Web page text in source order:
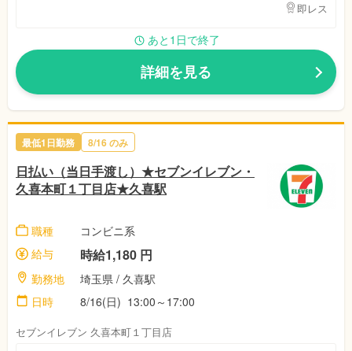
即レス
あと1日で終了
詳細を見る
最低1日勤務 8/16 のみ
日払い（当日手渡し）★セブンイレブン・
久喜本町１丁目店★久喜駅
職種
コンビニ系
給与
時給1,180 円
勤務地
埼玉県 / 久喜駅
日時
8/16(日) 13:00～17:00
セブンイレブン 久喜本町１丁目店